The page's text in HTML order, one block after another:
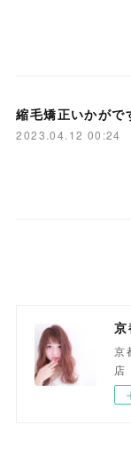
縮毛矯正いかがで
2023.04.12 00:24
京
店